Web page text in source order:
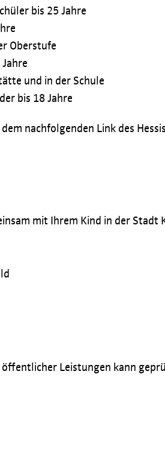
bis 25 Jahre
Oberstufe
und in der Schule
bis 18 Jahre
nachfolgenden Link des
mit Ihrem Kind in der Stadt
öffentlicher Leistungen kann